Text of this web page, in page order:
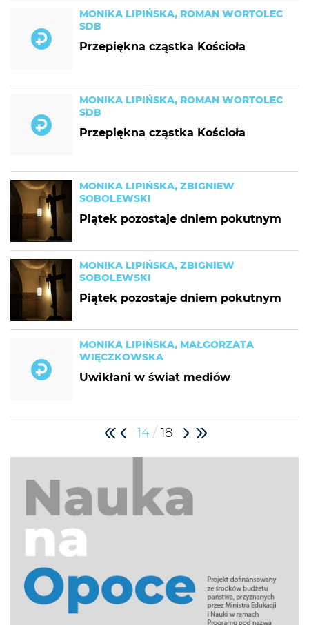
MONIKA LIPIŃSKA, ROMAN WORTOLEC
SDB
Przepiękna cząstka Kościoła
MONIKA LIPIŃSKA, ROMAN WORTOLEC
SDB
Przepiękna cząstka Kościoła
MONIKA LIPIŃSKA, ZBIGNIEW
SOBOLEWSKI
Piątek pozostaje dniem pokutnym
MONIKA LIPIŃSKA, ZBIGNIEW
SOBOLEWSKI
Piątek pozostaje dniem pokutnym
MONIKA LIPIŃSKA, MAŁGORZATA
WIĘCZKOWSKA
Uwikłani w świat mediów
14 / 18